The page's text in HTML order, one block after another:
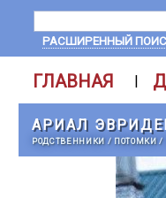
РАСШИРЕННЫЙ
ГЛАВНАЯ |
АРИАЛ
РОДСТВЕННИКИ / ПОТОМКИ/